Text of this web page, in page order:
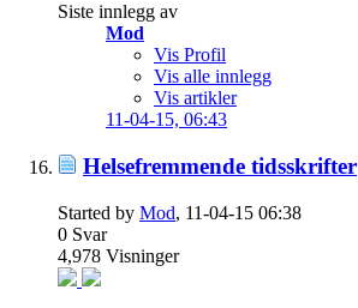
Siste innlegg av
Mod
Vis Profil
Vis alle innlegg
Vis artikler
11-04-15, 06:43
Helsefremmende tidsskrifter
Started by Mod, 11-04-15 06:38
0 Svar
4,978 Visninger